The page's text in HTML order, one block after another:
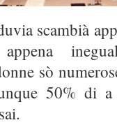
scambià
sò
50% di